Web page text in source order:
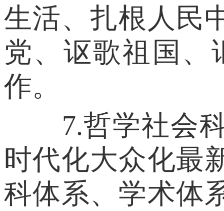
生活、扎根人民
党、讴歌祖国、
作。
7.哲学社会科
时代化大众化最
科体系、学术体